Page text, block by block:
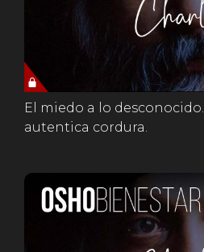
El miedo a lo
autentica cordura.